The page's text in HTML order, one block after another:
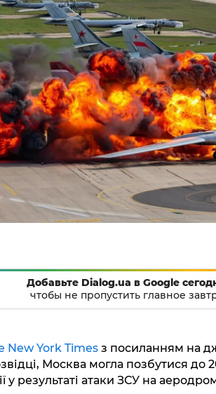
Добавьте Dialog.ua в Google
чтобы не пропустить главное
New York Times з посиланням на
Москва могла позбутися до
у результаті атаки ЗСУ на